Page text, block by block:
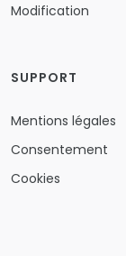
Modification
SUPPORT
Mentions légales
Consentement
Cookies